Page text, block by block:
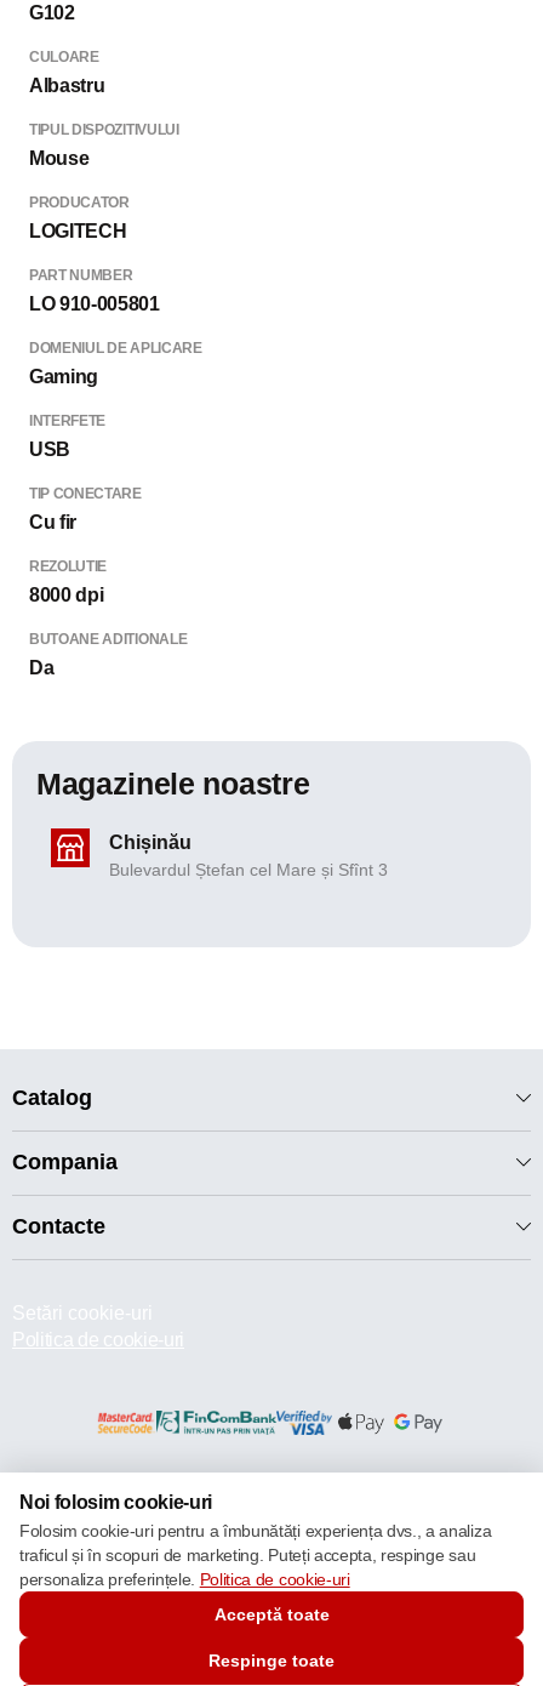
G102
CULOARE
Albastru
TIPUL DISPOZITIVULUI
Mouse
PRODUCATOR
LOGITECH
PART NUMBER
LO 910-005801
DOMENIUL DE APLICARE
Gaming
INTERFETE
USB
TIP CONECTARE
Cu fir
REZOLUTIE
8000 dpi
BUTOANE ADITIONALE
Da
Magazinele noastre
Chișinău
Bulevardul Ștefan cel Mare și Sfînt 3
Catalog
Compania
Contacte
Setări cookie-uri
Politica de cookie-uri
Noi folosim cookie-uri
Folosim cookie-uri pentru a îmbunătăți experiența dvs., a analiza
traficul și în scopuri de marketing. Puteți accepta, respinge sau
personaliza preferințele. Politica de cookie-uri
Acceptă toate
Respinge toate